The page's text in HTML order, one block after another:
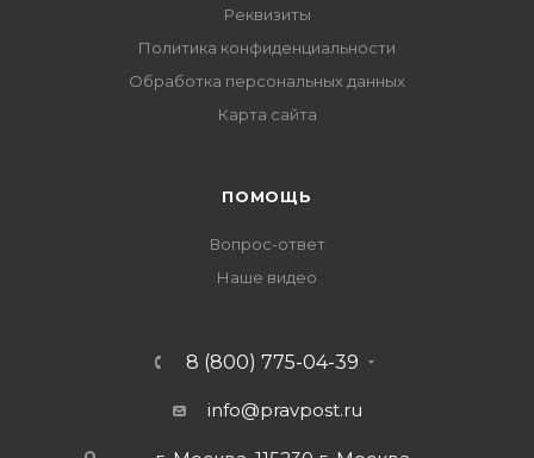
Реквизиты
Политика конфиденциальности
Обработка персональных данных
Карта сайта
ПОМОЩЬ
Вопрос-ответ
Наше видео
8 (800) 775-04-39
info@pravpost.ru